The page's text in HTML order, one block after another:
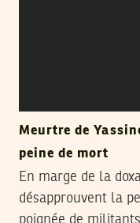
Meurtre de
peine de mort
En marge de la
désapprouvent la
poignée de